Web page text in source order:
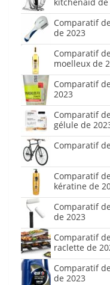
Comparatif
de 2023
Comparatif
moelleux de
Comparatif
2023
Comparatif
gélule de
Comparatif
Comparatif
kératine de
Comparatif
de 2023
Comparatif
raclette de
Comparatif
de 2023